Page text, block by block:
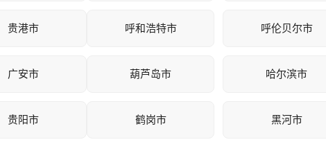
贵港市
广安市
贵阳市
呼和浩特市 呼伦贝尔市
葫芦岛市 哈尔滨市
鹤岗市 黑河市